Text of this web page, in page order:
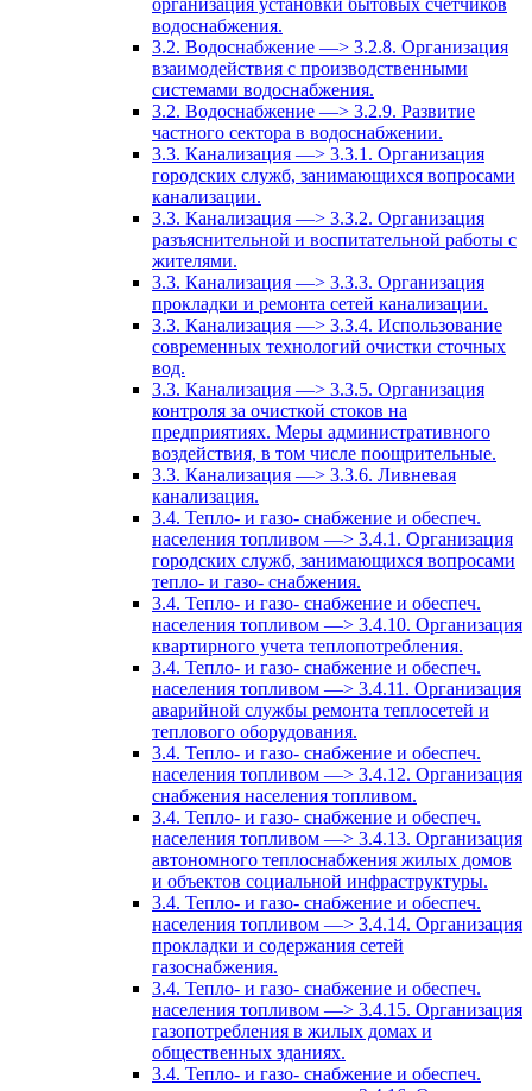
водоснабжения.
3.2. Водоснабжение —> 3.2.8. Организация
взаимодействия с производственными
системами водоснабжения.
3.2. Водоснабжение —> 3.2.9. Развитие
частного сектора в водоснабжении.
3.3. Канализация —> 3.3.1. Организация
городских служб, занимающихся вопросами
канализации.
3.3. Канализация —> 3.3.2. Организация
разъяснительной и воспитательной работы с
жителями.
3.3. Канализация —> 3.3.3. Организация
прокладки и ремонта сетей канализации.
3.3. Канализация —> 3.3.4. Использование
современных технологий очистки сточных
вод.
3.3. Канализация —> 3.3.5. Организация
контроля за очисткой стоков на
предприятиях. Меры административного
воздействия, в том числе поощрительные.
3.3. Канализация —> 3.3.6. Ливневая
канализация.
3.4. Тепло- и газо- снабжение и обеспеч.
населения топливом —> 3.4.1. Организация
городских служб, занимающихся вопросами
тепло- и газо- снабжения.
3.4. Тепло- и газо- снабжение и обеспеч.
населения топливом —> 3.4.10. Организация
квартирного учета теплопотребления.
3.4. Тепло- и газо- снабжение и обеспеч.
населения топливом —> 3.4.11. Организация
аварийной службы ремонта теплосетей и
теплового оборудования.
3.4. Тепло- и газо- снабжение и обеспеч.
населения топливом —> 3.4.12. Организация
снабжения населения топливом.
3.4. Тепло- и газо- снабжение и обеспеч.
населения топливом —> 3.4.13. Организация
автономного теплоснабжения жилых домов
и объектов социальной инфраструктуры.
3.4. Тепло- и газо- снабжение и обеспеч.
населения топливом —> 3.4.14. Организация
прокладки и содержания сетей
газоснабжения.
3.4. Тепло- и газо- снабжение и обеспеч.
населения топливом —> 3.4.15. Организация
газопотребления в жилых домах и
общественных зданиях.
3.4. Тепло- и газо- снабжение и обеспеч.